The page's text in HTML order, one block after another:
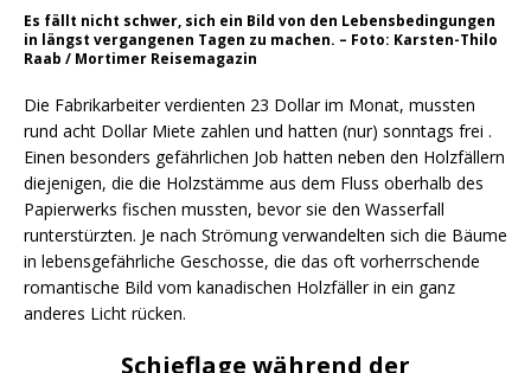
Es fällt nicht schwer, sich ein Bild von den Lebensbedingungen
in längst vergangenen Tagen zu machen. – Foto: Karsten-Thilo
Raab / Mortimer Reisemagazin
Die Fabrikarbeiter verdienten 23 Dollar im Monat, mussten
rund acht Dollar Miete zahlen und hatten (nur) sonntags frei .
Einen besonders gefährlichen Job hatten neben den Holzfällern
diejenigen, die die Holzstämme aus dem Fluss oberhalb des
Papierwerks fischen mussten, bevor sie den Wasserfall
runterstürzten. Je nach Strömung verwandelten sich die Bäume
in lebensgefährliche Geschosse, die das oft vorherrschende
romantische Bild vom kanadischen Holzfäller in ein ganz
anderes Licht rücken.
Schieflage während der